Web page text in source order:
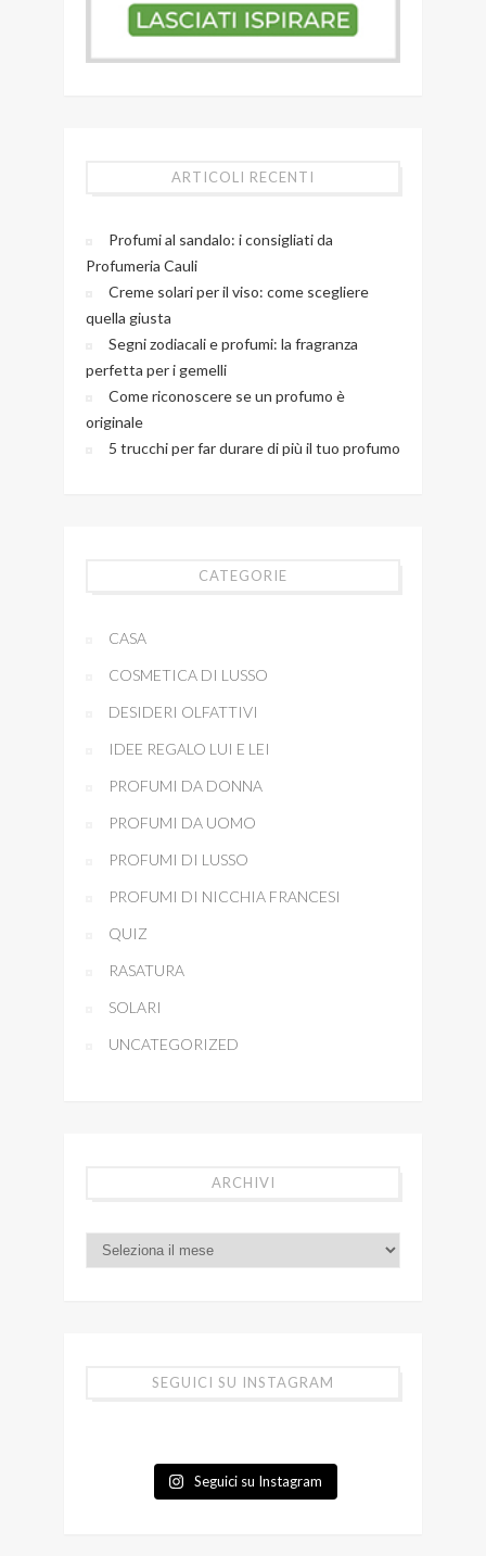
ARTICOLI RECENTI
Profumi al sandalo: i consigliati da
Profumeria Cauli
Creme solari per il viso: come scegliere
quella giusta
Segni zodiacali e profumi: la fragranza
perfetta per i gemelli
Come riconoscere se un profumo è
originale
5 trucchi per far durare di più il tuo profumo
CATEGORIE
CASA
COSMETICA DI LUSSO
DESIDERI OLFATTIVI
IDEE REGALO LUI E LEI
PROFUMI DA DONNA
PROFUMI DA UOMO
PROFUMI DI LUSSO
PROFUMI DI NICCHIA FRANCESI
QUIZ
RASATURA
SOLARI
UNCATEGORIZED
ARCHIVI
SEGUICI SU INSTAGRAM
Seguici su Instagram